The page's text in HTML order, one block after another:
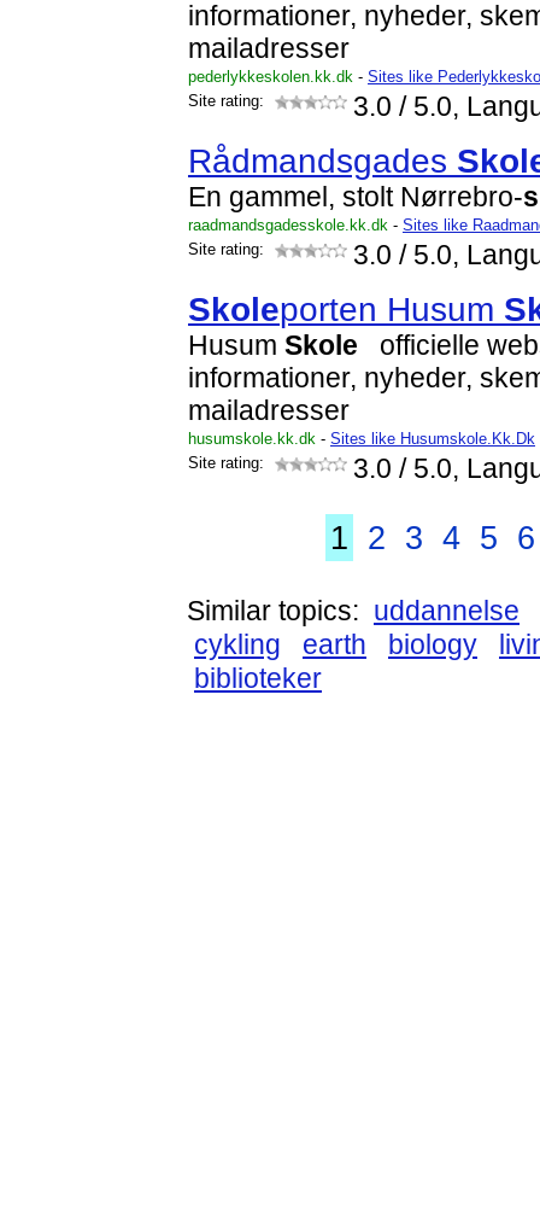
informationer, nyheder,
mailadresser
pederlykkeskolen.kk.dk - Sites like
Site rating:
3.0 / 5.0,
Rådmandsgades
En gammel, stolt Nørrebro-
raadmandsgadesskole.kk.dk - Sites like
Site rating:
3.0 / 5.0,
Skoleporten Husum
Husum Skole officielle
informationer, nyheder,
mailadresser
husumskole.kk.dk - Sites like Husumskole.Kk.Dk
Site rating:
3.0 / 5.0,
1 2 3 4 5 6
Similar topics: uddannelse
cykling
earth biology
biblioteker